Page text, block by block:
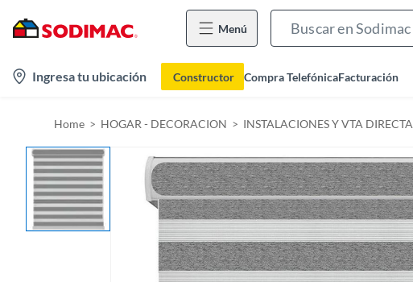
Menú
Ingresa tu ubicación Constructor Compra TelefónicaFacturación
Home HOGAR - DECORACION INSTALACIONES Y VTA DIRECTA